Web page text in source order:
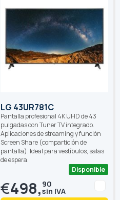
LG 43UR781C
Pantalla profesional 4K UHD de 43
pulgadas con Tuner TV integrado.
Aplicaciones de streaming y función
Screen Share (compartición de
pantalla). Ideal para vestíbulos, salas
de espera.
Disponible
€498, 90